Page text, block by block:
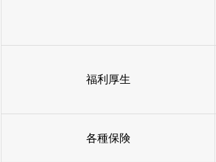
福利厚生
各種保険